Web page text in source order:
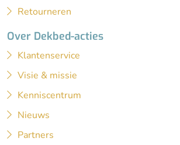
Retourneren
Over Dekbed-acties
Klantenservice
Visie & missie
Kenniscentrum
Nieuws
Partners